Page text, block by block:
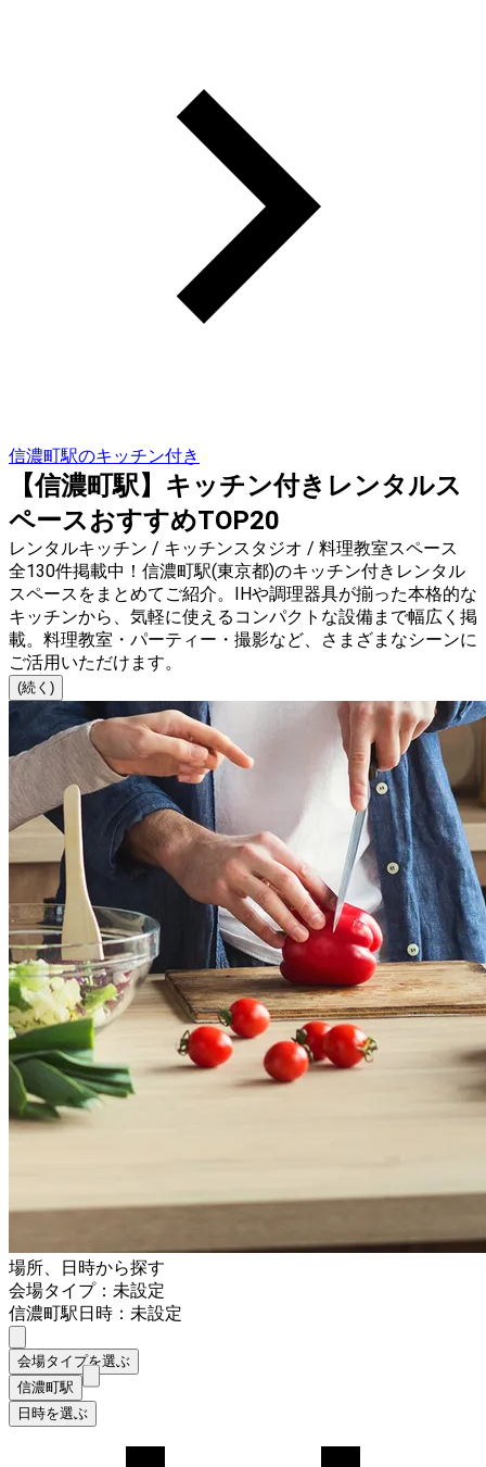
信濃町駅のキッチン付き
【信濃町駅】キッチン付きレンタルス
ペースおすすめTOP20
レンタルキッチン / キッチンスタジオ / 料理教室スペース
全130件掲載中！信濃町駅(東京都)のキッチン付きレンタル
スペースをまとめてご紹介。IHや調理器具が揃った本格的な
キッチンから、気軽に使えるコンパクトな設備まで幅広く掲
載。料理教室・パーティー・撮影など、さまざまなシーンに
ご活用いただけます。
(続く)
場所、日時から探す
会場タイプ：未設定
信濃町駅日時：未設定
会場タイプを選ぶ
信濃町駅
日時を選ぶ